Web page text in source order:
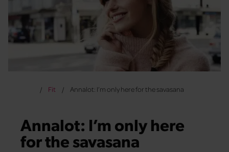
Fit Annalot: I’m only here for the savasana
Annalot: I’m only here
for the savasana